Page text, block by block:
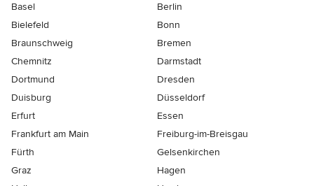
Basel
Berlin
Bielefeld
Bonn
Braunschweig
Bremen
Chemnitz
Darmstadt
Dortmund
Dresden
Duisburg
Düsseldorf
Erfurt
Essen
Frankfurt am Main
Freiburg-im-Breisgau
Fürth
Gelsenkirchen
Graz
Hagen